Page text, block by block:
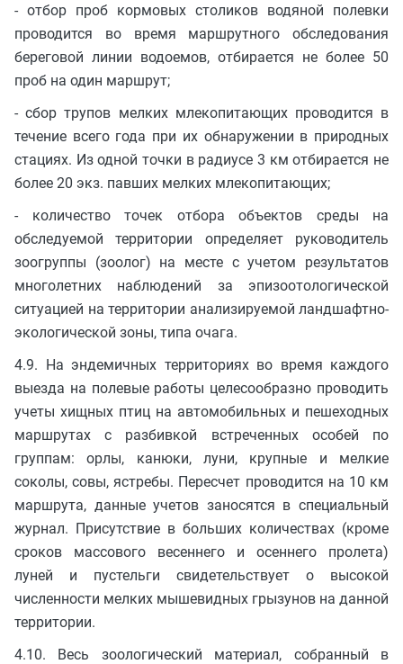
- отбор проб кормовых столиков водяной полевки
проводится во время маршрутного обследования
береговой линии водоемов, отбирается не более 50
проб на один маршрут;
- сбор трупов мелких млекопитающих проводится в
течение всего года при их обнаружении в природных
стациях. Из одной точки в радиусе 3 км отбирается не
более 20 экз. павших мелких млекопитающих;
- количество точек отбора объектов среды на
обследуемой территории определяет руководитель
зоогруппы (зоолог) на месте с учетом результатов
многолетних наблюдений за эпизоотологической
ситуацией на территории анализируемой ландшафтно-
экологической зоны, типа очага.
4.9. На эндемичных территориях во время каждого
выезда на полевые работы целесообразно проводить
учеты хищных птиц на автомобильных и пешеходных
маршрутах с разбивкой встреченных особей по
группам: орлы, канюки, луни, крупные и мелкие
соколы, совы, ястребы. Пересчет проводится на 10 км
маршрута, данные учетов заносятся в специальный
журнал. Присутствие в больших количествах (кроме
сроков массового весеннего и осеннего пролета)
луней и пустельги свидетельствует о высокой
численности мелких мышевидных грызунов на данной
территории.
4.10. Весь зоологический материал, собранный в